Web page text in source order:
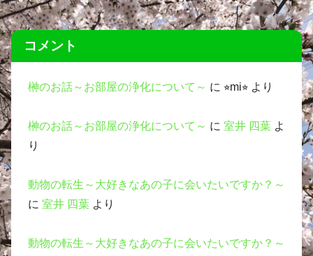
コメント
榊のお話～お部屋の浄化について～ に ⭐︎mi⭐︎ より
榊のお話～お部屋の浄化について～ に 室井 四葉 よ
り
動物の転生～大好きなあの子に会いたいですか？～
に 室井 四葉 より
動物の転生～大好きなあの子に会いたいですか？～